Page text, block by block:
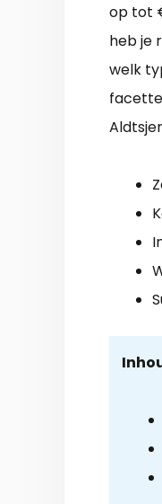
op tot
heb je
welk